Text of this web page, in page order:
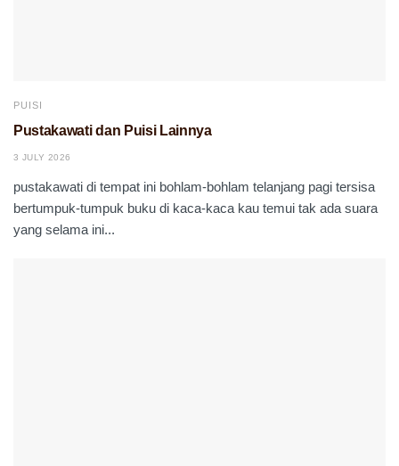
PUISI
Pustakawati dan Puisi Lainnya
3 JULY 2026
pustakawati di tempat ini bohlam-bohlam telanjang pagi tersisa
bertumpuk-tumpuk buku di kaca-kaca kau temui tak ada suara
yang selama ini...